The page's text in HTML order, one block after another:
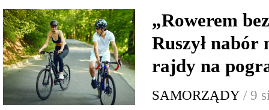
„Rowerem
Ruszył nabór
rajdy na
SAMORZĄDY / 9